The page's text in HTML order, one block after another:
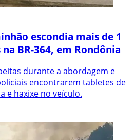
escondia mais de 1
BR-364, em Rondônia
durante a abordagem e
encontrarem tabletes de
e haxixe no veículo.